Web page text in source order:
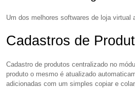
Um dos melhores softwares de loja virtual
Cadastros de
Cadastro de produtos centralizado no
produto o mesmo é atualizado
adicionadas com um simples copiar e